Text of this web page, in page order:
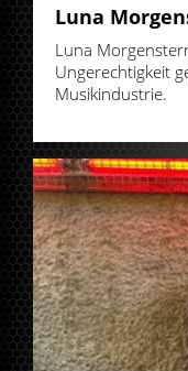
Luna
Luna
Ungerechtigkeit
Musikindustrie.